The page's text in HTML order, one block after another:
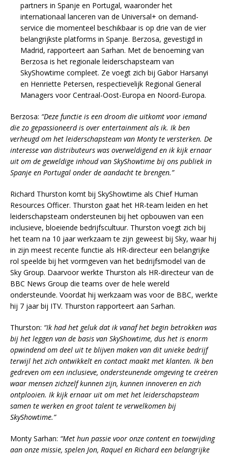
partners in Spanje en Portugal, waaronder het
internationaal lanceren van de Universal+ on demand-
service die momenteel beschikbaar is op drie van de vier
belangrijkste platforms in Spanje. Berzosa, gevestigd in
Madrid, rapporteert aan Sarhan. Met de benoeming van
Berzosa is het regionale leiderschapsteam van
SkyShowtime compleet. Ze voegt zich bij Gabor Harsanyi
en Henriette Petersen, respectievelijk Regional General
Managers voor Centraal-Oost-Europa en Noord-Europa.
Berzosa: “Deze functie is een droom die uitkomt voor iemand
die zo gepassioneerd is over entertainment als ik. Ik ben
verheugd om het leiderschapsteam van Monty te versterken. De
interesse van distributeurs was overweldigend en ik kijk ernaar
uit om de geweldige inhoud van SkyShowtime bij ons publiek in
Spanje en Portugal onder de aandacht te brengen.”
Richard Thurston komt bij SkyShowtime als Chief Human
Resources Officer. Thurston gaat het HR-team leiden en het
leiderschapsteam ondersteunen bij het opbouwen van een
inclusieve, bloeiende bedrijfscultuur. Thurston voegt zich bij
het team na 10 jaar werkzaam te zijn geweest bij Sky, waar hij
in zijn meest recente functie als HR-directeur een belangrijke
rol speelde bij het vormgeven van het bedrijfsmodel van de
Sky Group. Daarvoor werkte Thurston als HR-directeur van de
BBC News Group die teams over de hele wereld
ondersteunde. Voordat hij werkzaam was voor de BBC, werkte
hij 7 jaar bij ITV. Thurston rapporteert aan Sarhan.
Thurston: “Ik had het geluk dat ik vanaf het begin betrokken was
bij het leggen van de basis van SkyShowtime, dus het is enorm
opwindend om deel uit te blijven maken van dit unieke bedrijf
terwijl het zich ontwikkelt en contact maakt met klanten. Ik ben
gedreven om een inclusieve, ondersteunende omgeving te creëren
waar mensen zichzelf kunnen zijn, kunnen innoveren en zich
ontplooien. Ik kijk ernaar uit om met het leiderschapsteam
samen te werken en groot talent te verwelkomen bij
SkyShowtime.”
Monty Sarhan: “Met hun passie voor onze content en toewijding
aan onze missie, spelen Jon, Raquel en Richard een belangrijke